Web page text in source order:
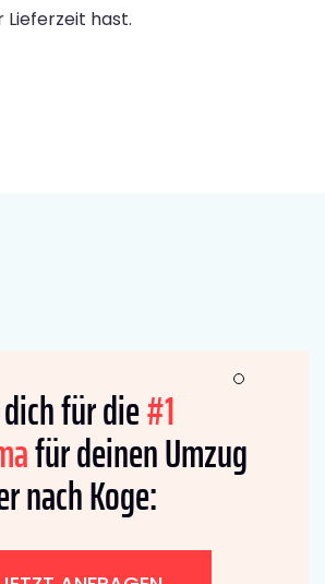
Lieferzeit hast.
für die#1
für deinen Umzug
nach Koge: